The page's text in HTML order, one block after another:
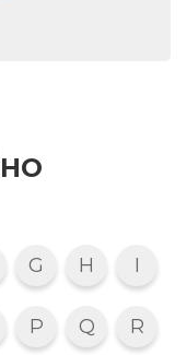
G H I
P Q R